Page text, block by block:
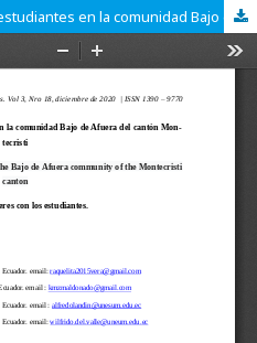
Integrando saberes con los estudiantes en la comunidad Bajo de Afuera del cantón Montecristi